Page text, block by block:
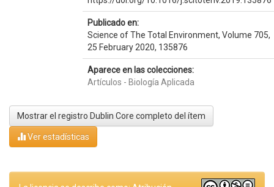
Publicado en:
Science of The Total Environment, Volume 705,
25 February 2020, 135876
Aparece en las colecciones:
Artículos - Biología Aplicada
Mostrar el registro Dublin Core completo del ítem
Ver estadísticas